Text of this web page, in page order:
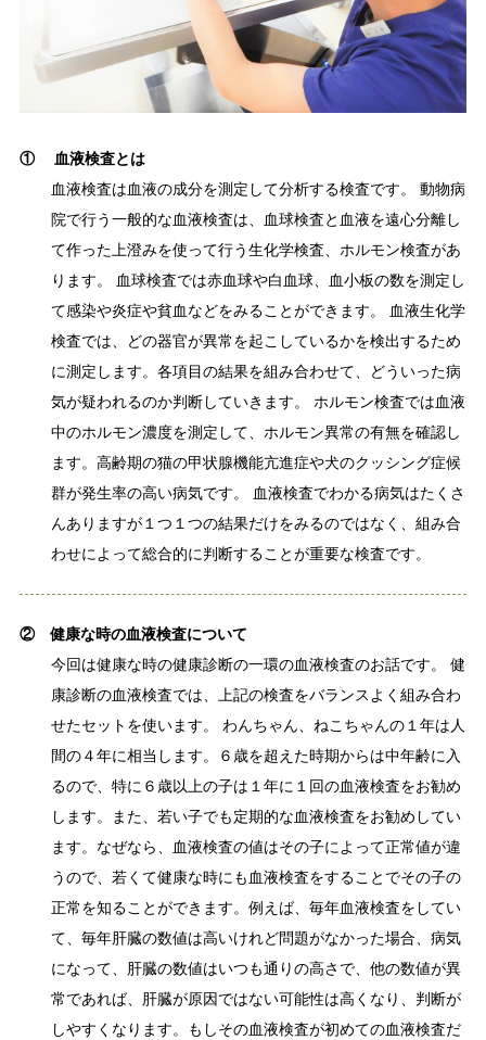
① 血液検査とは
血液検査は血液の成分を測定して分析する検査です。 動物病
院で行う一般的な血液検査は、血球検査と血液を遠心分離し
て作った上澄みを使って行う生化学検査、ホルモン検査があ
ります。 血球検査では赤血球や白血球、血小板の数を測定し
て感染や炎症や貧血などをみることができます。 血液生化学
検査では、どの器官が異常を起こしているかを検出するため
に測定します。各項目の結果を組み合わせて、どういった病
気が疑われるのか判断していきます。 ホルモン検査では血液
中のホルモン濃度を測定して、ホルモン異常の有無を確認し
ます。高齢期の猫の甲状腺機能亢進症や犬のクッシング症候
群が発生率の高い病気です。 血液検査でわかる病気はたくさ
んありますが１つ１つの結果だけをみるのではなく、組み合
わせによって総合的に判断することが重要な検査です。
②健康な時の血液検査について
今回は健康な時の健康診断の一環の血液検査のお話です。 健
康診断の血液検査では、上記の検査をバランスよく組み合わ
せたセットを使います。 わんちゃん、ねこちゃんの１年は人
間の４年に相当します。６歳を超えた時期からは中年齢に入
るので、特に６歳以上の子は１年に１回の血液検査をお勧め
します。また、若い子でも定期的な血液検査をお勧めしてい
ます。なぜなら、血液検査の値はその子によって正常値が違
うので、若くて健康な時にも血液検査をすることでその子の
正常を知ることができます。例えば、毎年血液検査をしてい
て、毎年肝臓の数値は高いけれど問題がなかった場合、病気
になって、肝臓の数値はいつも通りの高さで、他の数値が異
常であれば、肝臓が原因ではない可能性は高くなり、判断が
しやすくなります。もしその血液検査が初めての血液検査だ